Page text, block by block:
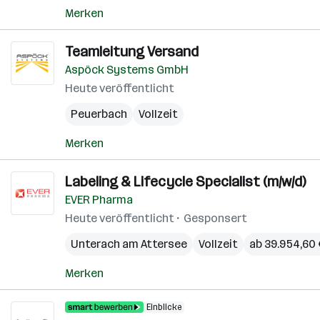
Merken
Teamleitung Versand
Aspöck Systems GmbH
Heute veröffentlicht
Peuerbach
Vollzeit
Merken
Labeling & Lifecycle Specialist (m/w/d)
EVER Pharma
Heute veröffentlicht
Gesponsert
Unterach am Attersee
Vollzeit ab 39.954,60
Merken
Einblicke